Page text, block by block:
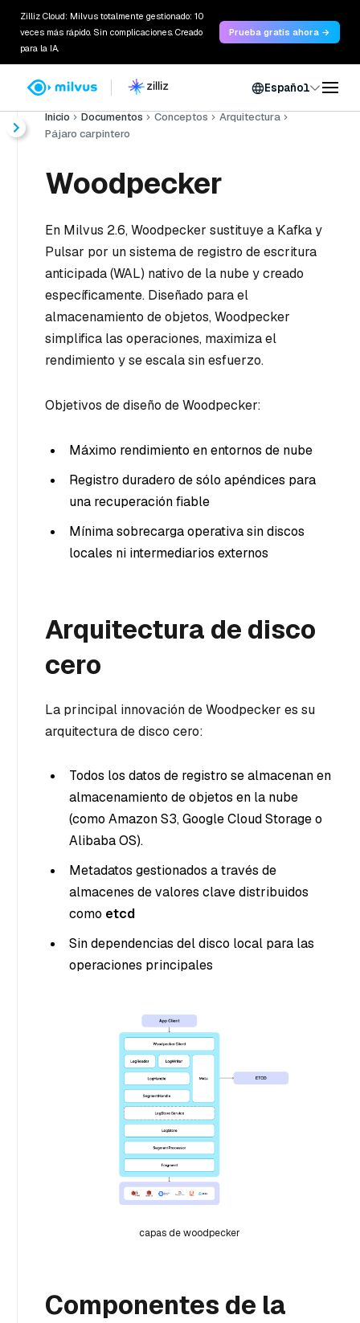
Zilliz Cloud: Milvus totalmente gestionado: 10
veces más rápido. Sin complicaciones. Creado
para la IA.
Prueba gratis ahora →
Español
Inicio Documentos Conceptos
Arquitectura
Pájaro carpintero
Woodpecker
En Milvus 2.6, Woodpecker sustituye a Kafka y
Pulsar por un sistema de registro de escritura
anticipada (WAL) nativo de la nube y creado
específicamente. Diseñado para el
almacenamiento de objetos, Woodpecker
simplifica las operaciones, maximiza el
rendimiento y se escala sin esfuerzo.
Objetivos de diseño de Woodpecker:
Máximo rendimiento en entornos de nube
Registro duradero de sólo apéndices para
una recuperación fiable
Mínima sobrecarga operativa sin discos
locales ni intermediarios externos
Arquitectura de disco
cero
La principal innovación de Woodpecker es su
arquitectura de disco cero:
Todos los datos de registro se almacenan en
almacenamiento de objetos en la nube
(como Amazon S3, Google Cloud Storage o
Alibaba OS).
Metadatos gestionados a través de
almacenes de valores clave distribuidos
como etcd
Sin dependencias del disco local para las
operaciones principales
capas de woodpecker
Componentes de la